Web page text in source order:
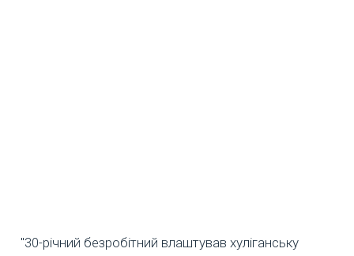
"30-річний безробітний влаштував хуліганську